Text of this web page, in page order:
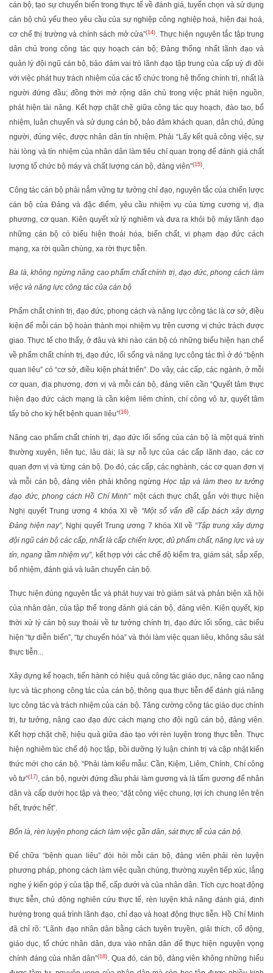
cán bộ, tạo sự chuyển biến trong thực tế về đánh giá, tuyển chọn và sử dụng
cán bộ chủ yếu theo yêu cầu của sự nghiệp công nghiệp hoá, hiện đại hoá,
cơ chế thị trường và chính sách mở cửa”(14). Thực hiện nguyên tắc tập trung
dân chủ trong công tác quy hoạch cán bộ; Đảng thống nhất lãnh đạo và
quản lý đội ngũ cán bộ, bảo đảm vai trò lãnh đạo tập trung của cấp uỷ đi đôi
với việc phát huy trách nhiệm của các tổ chức trong hệ thống chính trị, nhất là
người đứng đầu; đồng thời mở rộng dân chủ trong việc phát hiện nguồn,
phát hiện tài năng. Kết hợp chặt chẽ giữa công tác quy hoạch, đào tạo, bổ
nhiệm, luân chuyển và sử dụng cán bộ, bảo đảm khách quan, dân chủ, đúng
người, đúng việc, được nhân dân tín nhiệm. Phải “Lấy kết quả công việc, sự
hài lòng và tín nhiệm của nhân dân làm tiêu chí quan trọng để đánh giá chất
lượng tổ chức bộ máy và chất lượng cán bộ, đảng viên”(15).
Công tác cán bộ phải nắm vững tư tưởng chỉ đạo, nguyên tắc của chiến lược
cán bộ của Đảng và đặc điểm, yêu cầu nhiệm vụ của từng cương vị, địa
phương, cơ quan. Kiên quyết xử lý nghiêm và đưa ra khỏi bộ máy lãnh đạo
những cán bộ có biểu hiện thoái hóa, biến chất, vi phạm đạo đức cách
mạng, xa rời quần chúng, xa rời thực tiễn.
Ba là, không ngừng nâng cao phẩm chất chính trị, đạo đức, phong cách làm
việc và năng lực công tác của cán bộ
Phẩm chất chính trị, đạo đức, phong cách và năng lực công tác là cơ sở, điều
kiện để mỗi cán bộ hoàn thành mọi nhiệm vụ trên cương vị chức trách được
giao. Thực tế cho thấy, ở đâu và khi nào cán bộ có những biểu hiện hạn chế
về phẩm chất chính trị, đạo đức, lối sống và năng lực công tác thì ở đó “bệnh
quan liêu” có “cơ sở, điều kiện phát triển”. Do vây, các cấp, các ngành, ở mỗi
cơ quan, địa phương, đơn vị và mỗi cán bộ, đảng viên cần “Quyết tâm thực
hiện đạo đức cách mạng là cần kiệm liêm chính, chí công vô tư, quyết tâm
tẩy bỏ cho kỳ hết bệnh quan liêu”(16).
Nâng cao phẩm chất chính trị, đạo đức lối sống của cán bộ là một quá trình
thường xuyên, liên tục, lâu dài; là sự nỗ lực của các cấp lãnh đạo, các cơ
quan đơn vị và từng cán bộ. Do đó, các cấp, các nghành, các cơ quan đơn vị
và mỗi cán bộ, đảng viên phải không ngừngHọc tập và làm theo tư tưởng
đạo đức, phong cách Hồ Chí Minh”một cách thực chất, gắn với thực hiện
Nghị quyết Trung ương 4 khóa XI về “Một số vấn đề cấp bách xây dựng
Đảng hiện nay”, Nghị quyết Trung ương 7 khóa XII về “Tập trung xây dựng
đội ngũ cán bộ các cấp, nhất là cấp chiến lược, đủ phẩm chất, năng lực và uy
tín, ngang tầm nhiệm vụ”, kết hợp với các chế độ kiểm tra, giám sát, sắp xếp,
bổ nhiệm, đánh giá và luân chuyển cán bộ.
Thực hiện đúng nguyên tắc và phát huy vai trò giám sát và phản biện xã hội
của nhân dân, của tập thể trong đánh giá cán bộ, đảng viên. Kiên quyết, kịp
thời xử lý cán bộ suy thoái về tư tưởng chính trị, đạo đức lối sống, các biểu
hiện “tự diễn biến”, “tự chuyển hóa” và thói làm việc quan liêu, không sâu sát
thực tiễn...
Xây dựng kế hoạch, tiến hành có hiệu quả công tác giáo dục, nâng cao năng
lực và tác phong công tác của cán bộ, thông qua thực tiễn để đánh giá năng
lực công tác và trách nhiệm của cán bộ. Tăng cường công tác giáo dục chính
trị, tư tưởng, nâng cao đạo đức cách mạng cho đội ngũ cán bộ, đảng viên.
Kết hợp chặt chẽ, hiệu quả giữa đào tạo với rèn luyện trong thực tiễn. Thực
hiện nghiêm túc chế độ học tập, bồi dưỡng lý luận chính trị và cập nhật kiến
thức mới cho cán bộ. “Phải làm kiểu mẫu: Cần, Kiệm, Liêm, Chính, Chí công
vô tư”(17), cán bộ, người đứng đầu phải làm gương và là tấm gương để nhân
dân và cấp dưới học tập và theo; “đặt công việc chung, lợi ích chung lên trên
hết, trước hết”.
Bốn là, rèn luyện phong cách làm việc gần dân, sát thực tế của cán bộ.
Để chữa “bệnh quan liêu” đòi hỏi mỗi cán bộ, đảng viên phải rèn luyện
phương pháp, phong cách làm việc quần chúng, thường xuyên tiếp xúc, lắng
nghe ý kiến góp ý của tập thể, cấp dưới và của nhân dân. Tích cực hoạt động
thực tiễn, chủ động nghiên cứu thực tế, rèn luyện khả năng đánh giá, định
hướng trong quá trình lãnh đạo, chỉ đạo và hoạt động thực tiễn. Hồ Chí Minh
đã chỉ rõ: “Lãnh đạo nhân dân bằng cách tuyên truyền, giải thích, cổ động,
giáo dục, tổ chức nhân dân, dựa vào nhân dân để thực hiện nguyện vọng
chính đáng của nhân dân”(18). Qua đó, cán bộ, đảng viên không những hiểu